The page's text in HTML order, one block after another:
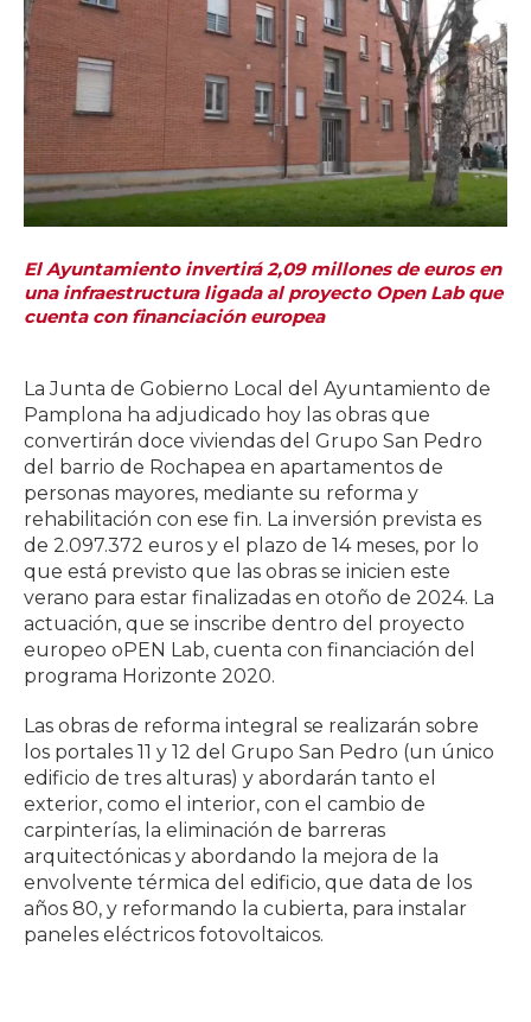
El Ayuntamiento invertirá 2,09 millones de euros en
una infraestructura ligada al proyecto Open Lab que
cuenta con financiación europea
La Junta de Gobierno Local del Ayuntamiento de
Pamplona ha adjudicado hoy las obras que
convertirán doce viviendas del Grupo San Pedro
del barrio de Rochapea en apartamentos de
personas mayores, mediante su reforma y
rehabilitación con ese fin. La inversión prevista es
de 2.097.372 euros y el plazo de 14 meses, por lo
que está previsto que las obras se inicien este
verano para estar finalizadas en otoño de 2024. La
actuación, que se inscribe dentro del proyecto
europeo oPEN Lab, cuenta con financiación del
programa Horizonte 2020.
Las obras de reforma integral se realizarán sobre
los portales 11 y 12 del Grupo San Pedro (un único
edificio de tres alturas) y abordarán tanto el
exterior, como el interior, con el cambio de
carpinterías, la eliminación de barreras
arquitectónicas y abordando la mejora de la
envolvente térmica del edificio, que data de los
años 80, y reformando la cubierta, para instalar
paneles eléctricos fotovoltaicos.